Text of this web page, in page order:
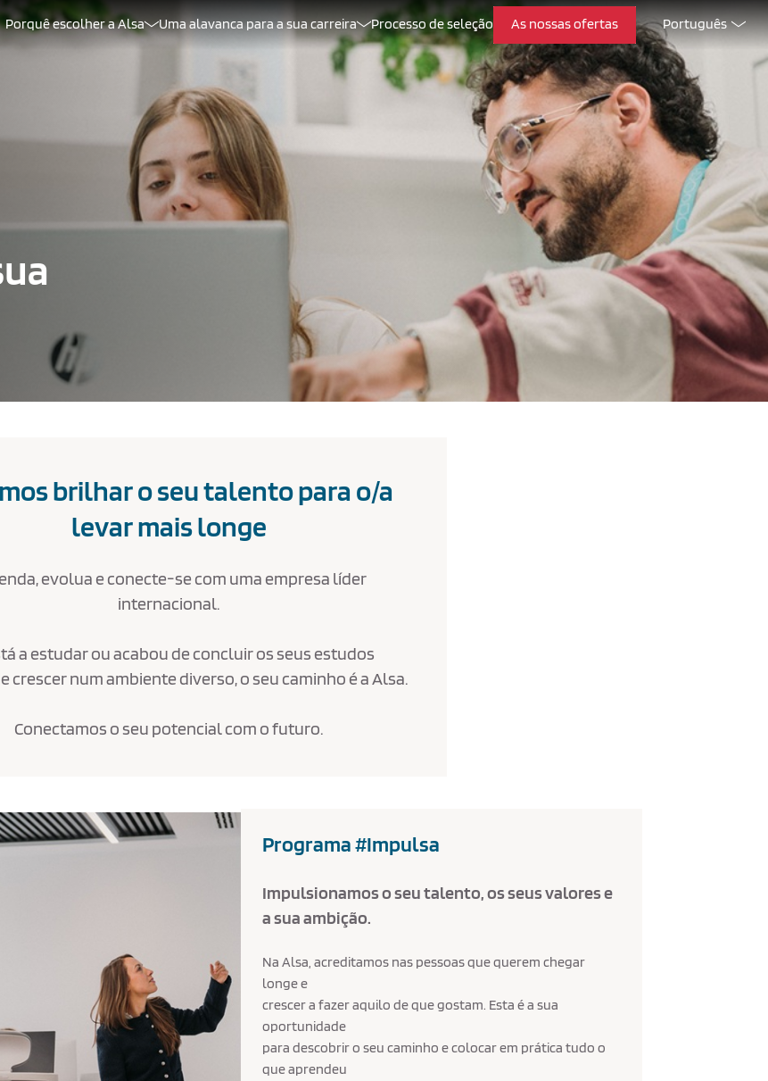
Porquê escolher a Alsa Uma alavanca para a sua carreira Processo de seleção As nossas ofertas Português
brilhar o seu talento para o/a
levar mais longe
evolua e conecte-se com uma empresa líder
internacional.
a estudar ou acabou de concluir os seus estudos
crescer num ambiente diverso, o seu caminho é a Alsa.
Conectamos o seu potencial com o futuro.
Programa #Impulsa
Impulsionamos o seu talento, os seus valores e
a sua ambição.
Na Alsa, acreditamos nas pessoas que querem chegar
longe e
crescer a fazer aquilo de que gostam. Esta é a sua
oportunidade
para descobrir o seu caminho e colocar em prática tudo o
que aprendeu